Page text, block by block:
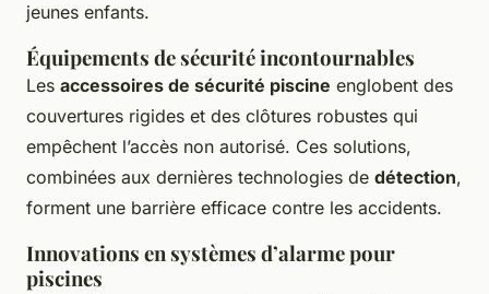
jeunes enfants.
Équipements de sécurité incontournables
Les accessoires de sécurité piscine englobent des
couvertures rigides et des clôtures robustes qui
empêchent l’accès non autorisé. Ces solutions,
combinées aux dernières technologies de détection,
forment une barrière efficace contre les accidents.
Innovations en systèmes d’alarme pour
piscines